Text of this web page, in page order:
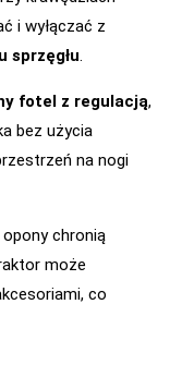
i wyłączać z
sprzęgłu.
fotel z regulacją,
bez użycia
na nogi
chronią
może
co